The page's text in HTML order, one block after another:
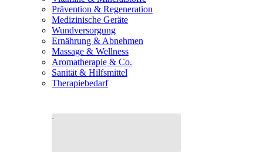
Prävention & Regeneration
Medizinische Geräte
Wundversorgung
Ernährung & Abnehmen
Massage & Wellness
Aromatherapie & Co.
Sanität & Hilfsmittel
Therapiebedarf